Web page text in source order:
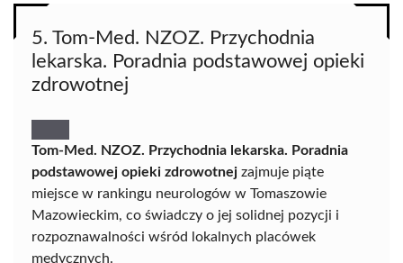
5. Tom-Med. NZOZ. Przychodnia
lekarska. Poradnia podstawowej opieki
zdrowotnej
Tom-Med. NZOZ. Przychodnia lekarska. Poradnia
podstawowej opieki zdrowotnej zajmuje piąte
miejsce w rankingu neurologów w Tomaszowie
Mazowieckim, co świadczy o jej solidnej pozycji i
rozpoznawalności wśród lokalnych placówek
medycznych.